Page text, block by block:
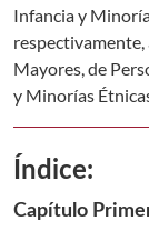
Infancia y
respectivamente,
Mayores, de
y Minorías
Índice:
Capítulo